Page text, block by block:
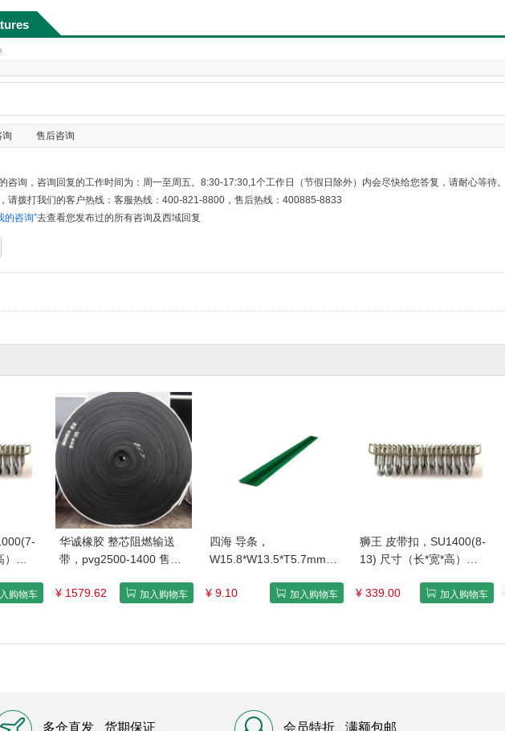
询 售后咨询
咨询，咨询回复的工作时间为：周一至周五。8:30-17:30,1个工作日（节假日除外）内会尽快给您答复，请耐心等待。
请拨打我们的客户热线：客服热线：400-821-8800，售后热线：400885-8833
的咨询”去查看您发布过的所有咨询及西域回复
购物车
华诚橡胶 整芯阻燃输送
带，pvg2500-1400 售卖
¥ 1579.62
加入购物车
四海 导条，
W15.8*W13.5*T5.7mm尼
¥ 9.10
加入购物车
狮王 皮带扣，SU1400(8-
13) 尺寸（长*宽*高）
格：10根/盒
¥ 339.00 加入购物车
多仓直发 货期保证 会员特折 满额包邮